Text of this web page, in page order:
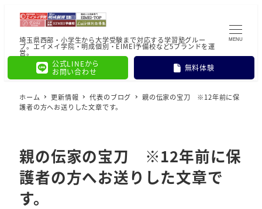
埼玉県西部・小学生から大学受験まで対応する学習塾グルー
プ。エイメイ学院・明成個別・EIMEI予備校など5ブランドを運
営。
公式LINEから
お問い合わせ
無料体験
MENU
ホーム 更新情報 代表のブログ
親の伝家の宝刀 ※12年前に保
護者の方へお送りした文章です。
親の伝家の宝刀 ※12年前に保
護者の方へお送りした文章で
す。